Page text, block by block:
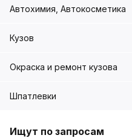
Автохимия, Автокосметика
Кузов
Окраска и ремонт кузова
Шпатлевки
Ищут по запросам